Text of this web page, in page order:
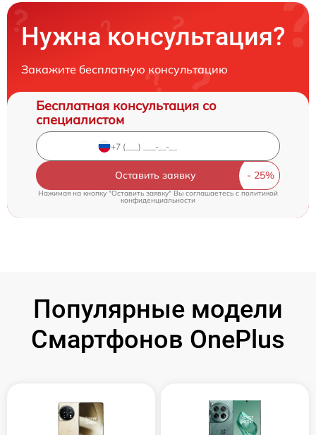
Нужна консультация?
Закажите бесплатную консультацию
Бесплатная консультация со
специалистом
Оставить заявку
Нажимая на кнопку "Оставить заявку" Вы соглашаетесь c политикой
конфиденциальности
Популярные модели
Смартфонов OnePlus